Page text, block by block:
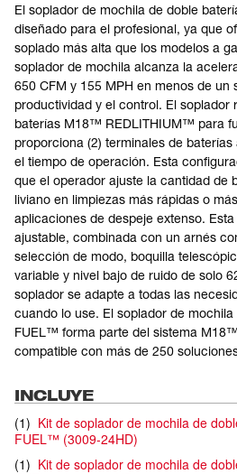
El soplador de mochila de doble
diseñado para el profesional, ya que
soplado más alta que los modelos a
soplador de mochila alcanza la
650 CFM y 155 MPH en menos de un
productividad y el control. El soplador
baterías M18™ REDLITHIUM™ para
proporciona (2) terminales de
el tiempo de operación. Esta
que el operador ajuste la cantidad de
liviano en limpiezas más rápidas o
aplicaciones de despeje extenso.
ajustable, combinada con un arnés
selección de modo, boquilla
variable y nivel bajo de ruido de solo
soplador se adapte a todas las
cuando lo use. El soplador de
FUEL™ forma parte del sistema
compatible con más de 250
INCLUYE
(1) Kit de soplador de mochila de
FUEL™ (3009-24HD)
(1) Kit de soplador de mochila de